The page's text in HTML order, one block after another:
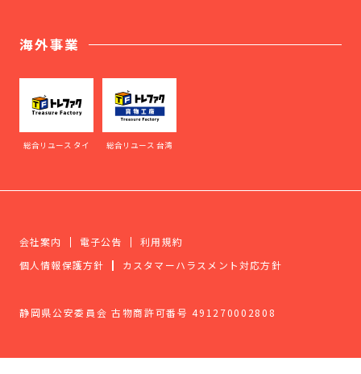
海外事業
総合リユース タイ 総合リユース 台湾
会社案内 電子公告
利用規約
個人情報保護方針
カスタマーハラスメント対応方針
静岡県公安委員会 古物商許可番号 491270002808